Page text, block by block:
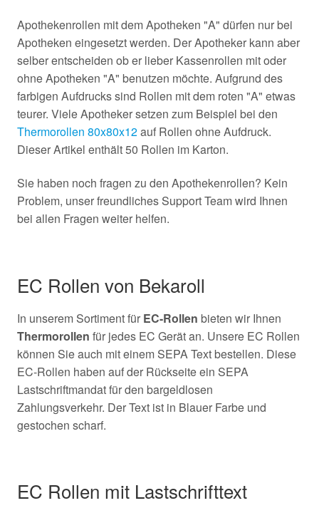
Apothekenrollen mit dem Apotheken "A" dürfen nur bei
Apotheken eingesetzt werden. Der Apotheker kann aber
selber entscheiden ob er lieber Kassenrollen mit oder
ohne Apotheken "A" benutzen möchte. Aufgrund des
farbigen Aufdrucks sind Rollen mit dem roten "A" etwas
teurer. Viele Apotheker setzen zum Beispiel bei den
Thermorollen 80x80x12auf Rollen ohne Aufdruck.
Dieser Artikel enthält 50 Rollen im Karton.
Sie haben noch fragen zu den Apothekenrollen? Kein
Problem, unser freundliches Support Team wird Ihnen
bei allen Fragen weiter helfen.
EC Rollen von Bekaroll
In unserem Sortiment für EC-Rollen bieten wir Ihnen
Thermorollen für jedes EC Gerät an. Unsere EC Rollen
können Sie auch mit einem SEPA Text bestellen. Diese
EC-Rollen haben auf der Rückseite ein SEPA
Lastschriftmandat für den bargeldlosen
Zahlungsverkehr. Der Text ist in Blauer Farbe und
gestochen scharf.
EC Rollen mit Lastschrifttext